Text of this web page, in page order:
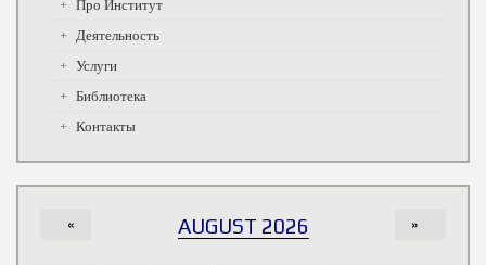
Про Институт
Деятельность
Услуги
Библиотека
Контакты
AUGUST 2026
« »